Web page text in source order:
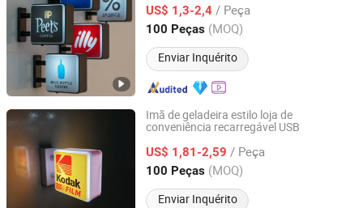
Sensor Industrial
US$ 1,3-2,4 / Peça
100 Peças (MOQ)
Enviar Inquérito
Guangdong, China Desde 2026
Imã de geladeira estilo loja de
conveniência recarregável USB
US$ 1,81-2,59 / Peça
100 Peças (MOQ)
Enviar Inquérito
Dongguan Shengshi Tangchao Electronics Co., Ltd
Guangdong, China Desde 2026